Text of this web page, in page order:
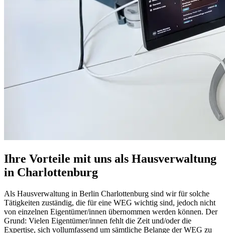
Ihre Vorteile mit uns als Hausverwaltung
in Charlottenburg
Als Hausverwaltung in Berlin Charlottenburg sind wir für solche
Tätigkeiten zuständig, die für eine WEG wichtig sind, jedoch nicht
von einzelnen Eigentümer/innen übernommen werden können. Der
Grund: Vielen Eigentümer/innen fehlt die Zeit und/oder die
Expertise, sich vollumfassend um sämtliche Belange der WEG zu